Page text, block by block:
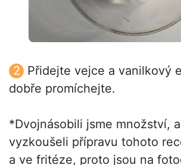
Přidejte vejce a vanilkový
dobře promíchejte.
*Dvojnásobili jsme množství,
vyzkoušeli přípravu tohoto
a ve fritéze, proto jsou na